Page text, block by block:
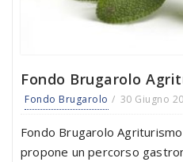
Fondo Brugarolo
Fondo Brugarolo 30 Giugno
Fondo Brugarolo
propone un percorso